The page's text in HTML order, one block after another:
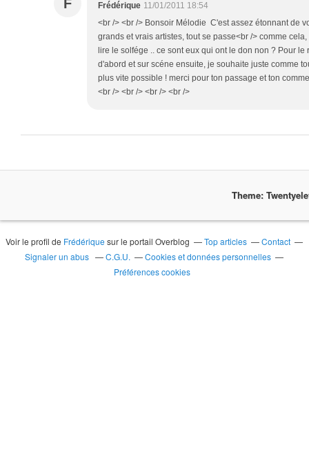
F Frédérique 11/01/2011 18:54
<br /> <br /> Bonsoir Mélodie C'est assez étonnant de
grands et vrais artistes, tout se passe<br /> comme
lire le solfége .. ce sont eux qui ont le don non ? Pour
d'abord et sur scéne ensuite, je souhaite juste comme
plus vite possible ! merci pour ton passage et ton
<br /> <br /> <br /> <br />
Theme:
Voir le profil de Frédérique sur le portail Overblog Top articles
Contact
Signaler un abus
C.G.U.
Cookies et données personnelles
Préférences cookies